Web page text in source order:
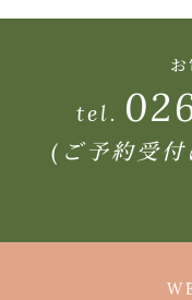
tel.
(ご予約受付